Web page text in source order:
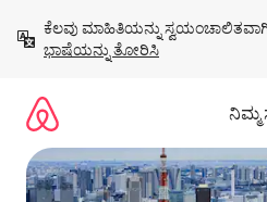
ಹೋಗಿ
ಕೆಲವು ಮಾಹಿತಿಯನ್ನು
ಭಾಷೆಯನ್ನು ತೋರಿಸಿ
ನಿಮ್ಮ